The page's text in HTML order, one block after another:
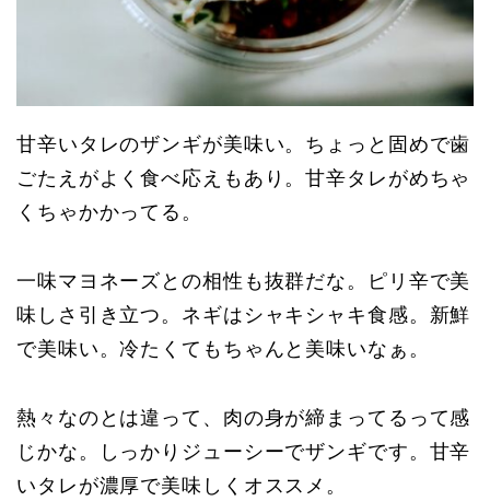
甘辛いタレのザンギが美味い。ちょっと固めで歯
ごたえがよく食べ応えもあり。甘辛タレがめちゃ
くちゃかかってる。
一味マヨネーズとの相性も抜群だな。ピリ辛で美
味しさ引き立つ。ネギはシャキシャキ食感。新鮮
で美味い。冷たくてもちゃんと美味いなぁ。
熱々なのとは違って、肉の身が締まってるって感
じかな。しっかりジューシーでザンギです。甘辛
いタレが濃厚で美味しくオススメ。